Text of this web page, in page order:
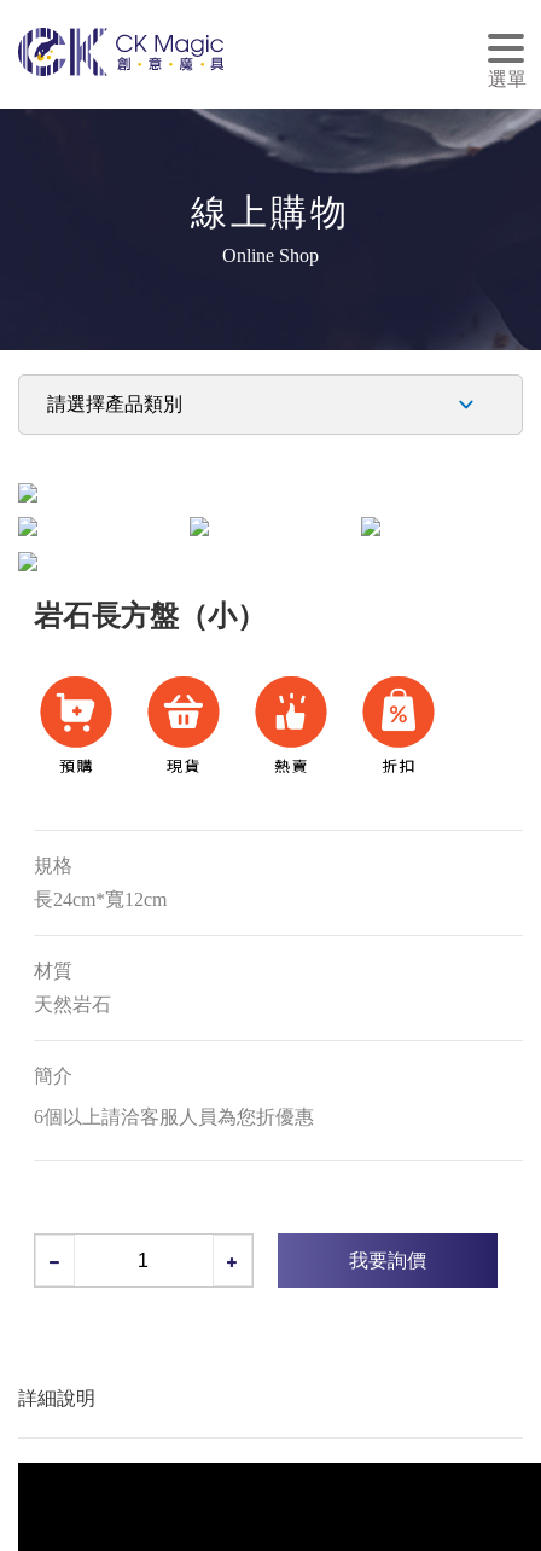
選單
線上購物
Online Shop
岩石長方盤（小）
規格
長24cm*寬12cm
材質
天然岩石
簡介
6個以上請洽客服人員為您折優惠
我要詢價
詳細說明